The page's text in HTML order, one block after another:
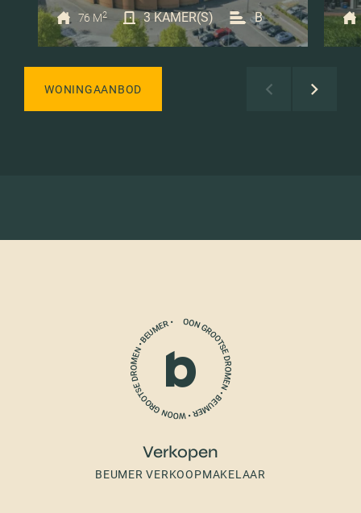
76 M2 3 KAMER(S) B
WONINGAANBOD
Verkopen
BEUMER VERKOOPMAKELAAR